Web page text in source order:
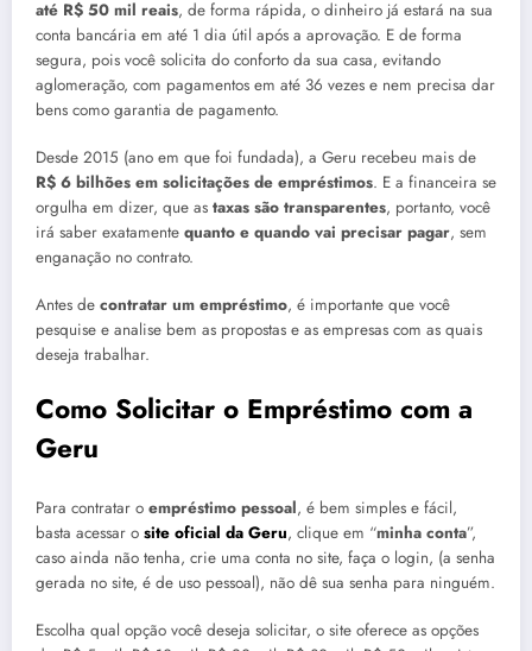
até R$ 50 mil reais, de forma rápida, o dinheiro já estará na sua
conta bancária em até 1 dia útil após a aprovação. E de forma
segura, pois você solicita do conforto da sua casa, evitando
aglomeração, com pagamentos em até 36 vezes e nem precisa dar
bens como garantia de pagamento.
Desde 2015 (ano em que foi fundada), a Geru recebeu mais de
R$ 6 bilhões em solicitações de empréstimos. E a financeira se
orgulha em dizer, que as taxas são transparentes, portanto, você
irá saber exatamente quanto e quando vai precisar pagar, sem
enganação no contrato.
Antes de contratar um empréstimo, é importante que você
pesquise e analise bem as propostas e as empresas com as quais
deseja trabalhar.
Como Solicitar o Empréstimo com a
Geru
Para contratar o empréstimo pessoal, é bem simples e fácil,
basta acessar o site oficial da Geru, clique em “minha conta”,
caso ainda não tenha, crie uma conta no site, faça o login, (a senha
gerada no site, é de uso pessoal), não dê sua senha para ninguém.
Escolha qual opção você deseja solicitar, o site oferece as opções